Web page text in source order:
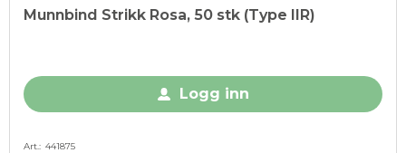
Munnbind Strikk Rosa, 50 stk (Type IIR)
Logg inn
Art. 441875